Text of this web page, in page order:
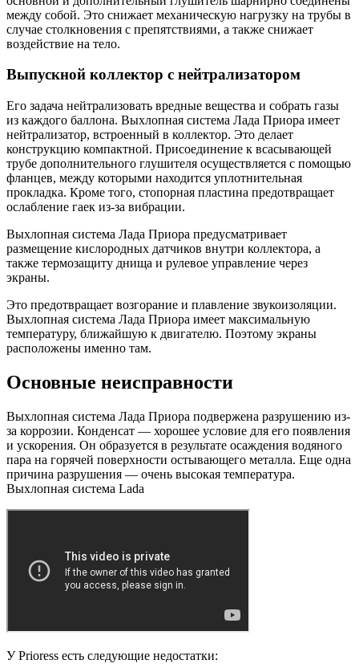
между собой. Это снижает механическую нагрузку на трубы в
случае столкновения с препятствиями, а также снижает
воздействие на тело.
Выпускной коллектор с нейтрализатором
Его задача нейтрализовать вредные вещества и собрать газы
из каждого баллона. Выхлопная система Лада Приора имеет
нейтрализатор, встроенный в коллектор. Это делает
конструкцию компактной. Присоединение к всасывающей
трубе дополнительного глушителя осуществляется с помощью
фланцев, между которыми находится уплотнительная
прокладка. Кроме того, стопорная пластина предотвращает
ослабление гаек из-за вибрации.
Выхлопная система Лада Приора предусматривает
размещение кислородных датчиков внутри коллектора, а
также термозащиту днища и рулевое управление через
экраны.
Это предотвращает возгорание и плавление звукоизоляции.
Выхлопная система Лада Приора имеет максимальную
температуру, ближайшую к двигателю. Поэтому экраны
расположены именно там.
Основные неисправности
Выхлопная система Лада Приора подвержена разрушению из-
за коррозии. Конденсат — хорошее условие для его появления
и ускорения. Он образуется в результате осаждения водяного
пара на горячей поверхности остывающего металла. Еще одна
причина разрушения — очень высокая температура.
Выхлопная система Lada
У Prioress есть следующие недостатки: